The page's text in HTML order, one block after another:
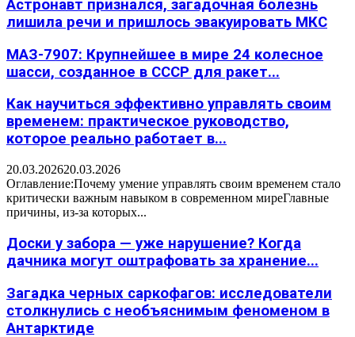
Астронавт признался, загадочная болезнь
лишила речи и пришлось эвакуировать МКС
МАЗ-7907: Крупнейшее в мире 24 колесное
шасси, созданное в СССР для ракет...
Как научиться эффективно управлять своим
временем: практическое руководство,
которое реально работает в...
20.03.202620.03.2026
Оглавление:Почему умение управлять своим временем стало
критически важным навыком в современном миреГлавные
причины, из-за которых...
Доски у забора — уже нарушение? Когда
дачника могут оштрафовать за хранение...
Загадка черных саркофагов: исследователи
столкнулись с необъяснимым феноменом в
Антарктиде